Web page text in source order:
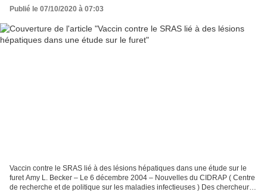
Publié le 07/10/2020 à 07:03
Vaccin contre le SRAS lié à des lésions hépatiques dans une étude sur le
furet Amy L. Becker – Le 6 décembre 2004 – Nouvelles du CIDRAP ( Centre
de recherche et de politique sur les maladies infectieuses ) Des chercheurs